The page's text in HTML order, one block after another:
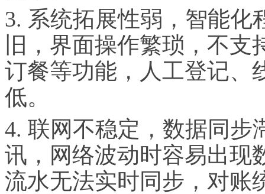
3. 系统拓展性弱，智能化
旧，界面操作繁琐，不
订餐等功能，人工登记、
低。
4. 联网不稳定，数据同步
讯，网络波动时容易出现
流水无法实时同步，对账